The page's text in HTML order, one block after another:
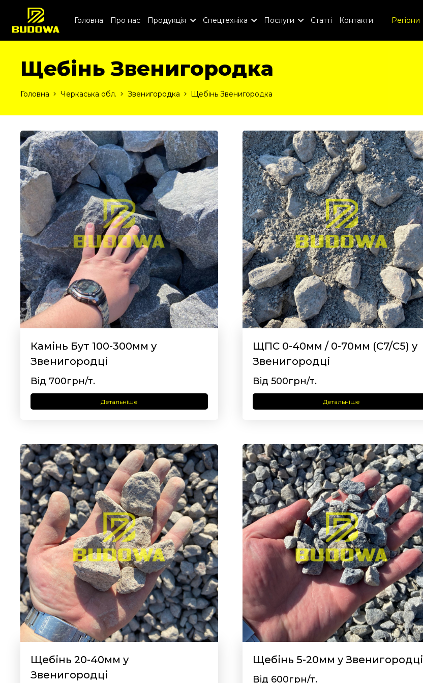
Головна Про нас Продукція Спецтехніка Послуги Статті Контакти Регіони
Щебінь Звенигородка
Головна Черкаська обл. Звенигородка Щебінь Звенигородка
Камінь Бут 100-300мм у
Звенигородці
Від 700грн/т.
Детальніше
ЩПС 0-40мм / 0-70мм (С7/С5) у
Звенигородці
Від 500грн/т.
Детальніше
Щебінь 20-40мм у
Звенигородці
Щебінь 5-20мм у Звенигородці
Від 600грн/т.